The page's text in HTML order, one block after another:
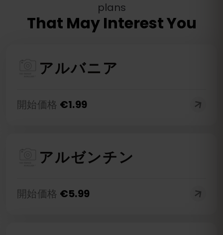
plans
That May Interest You
アルバニア
開始価格 €1.99
アルゼンチン
開始価格 €5.99